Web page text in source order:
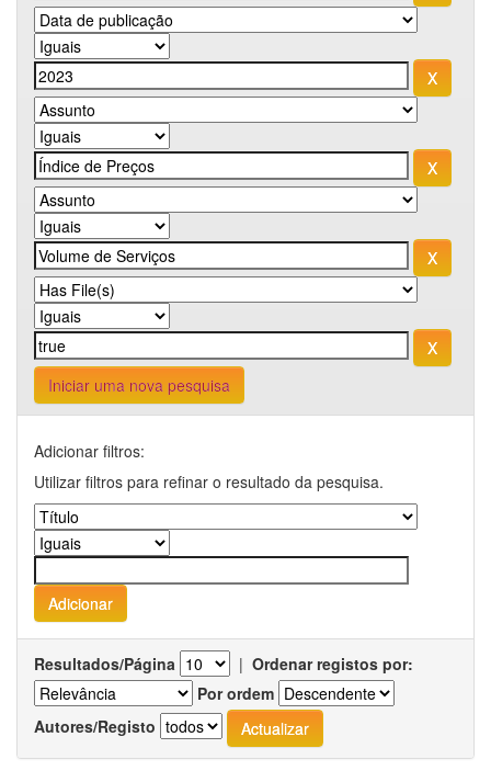
Iniciar uma nova pesquisa
Adicionar filtros:
Utilizar filtros para refinar o resultado da pesquisa.
Resultados/Página | Ordenar registos por:
Por ordem
Autores/Registo